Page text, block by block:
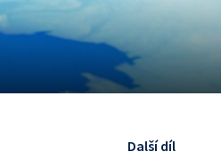
Další díl